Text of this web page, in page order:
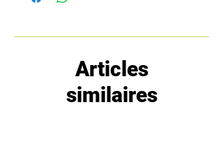
Articles
similaires